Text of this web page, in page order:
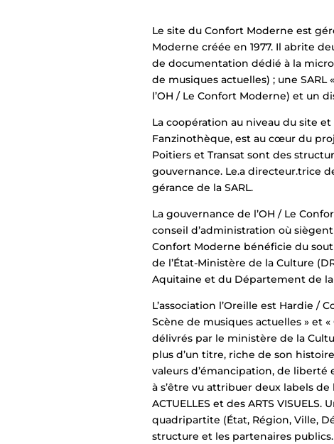
Le site du Confort Moderne est
Moderne créée en 1977. Il abrite
de documentation dédié à la
de musiques actuelles) ; une
l’OH / Le Confort Moderne) et un
La coopération au niveau du site
Fanzinothèque, est au cœur du
Poitiers et Transat sont des
gouvernance. Le.a directeur.trice
gérance de la SARL.
La gouvernance de l’OH / Le
conseil d’administration où
Confort Moderne bénéficie du
de l’État-Ministère de la Culture
Aquitaine et du Département de
L’association l’Oreille est Hardie /
Scène de musiques actuelles » et
délivrés par le ministère de la
plus d’un titre, riche de son
valeurs d’émancipation, de
à s’être vu attribuer deux labels
ACTUELLES et des ARTS
quadripartite (État, Région, Ville,
structure et les partenaires publics.